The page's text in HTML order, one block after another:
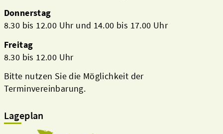
Donnerstag
8.30 bis 12.00 Uhr und 14.00 bis 17.00 Uhr
Freitag
8.30 bis 12.00 Uhr
Bitte nutzen Sie die Möglichkeit der
Terminvereinbarung.
Lageplan